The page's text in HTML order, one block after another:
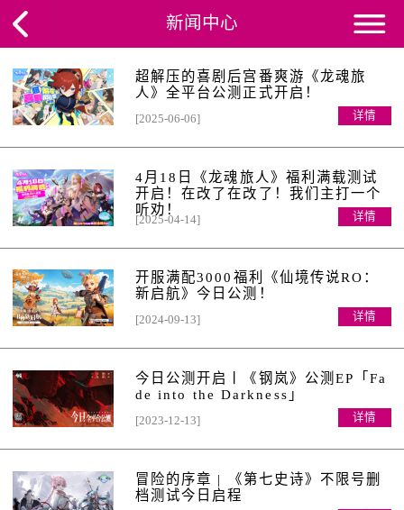
新闻中心
超解压的喜剧后宫番爽游《龙魂旅
人》全平台公测正式开启！
[2025-06-06] 详情
4月18日《龙魂旅人》福利满载测试
开启！在改了在改了！我们主打一个
听劝！
[2025-04-14] 详情
开服满配3000福利《仙境传说RO：
新启航》今日公测！
[2024-09-13] 详情
今日公测开启丨《钢岚》公测EP「Fa
de into the Darkness」
[2023-12-13] 详情
冒险的序章 | 《第七史诗》不限号删
档测试今日启程